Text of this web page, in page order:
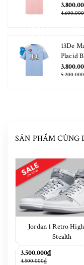
13De
Placid
SẢN PHẨM CÙNG
Jordan 1 Retro
Stealth
3.500.000₫
4.500.000₫